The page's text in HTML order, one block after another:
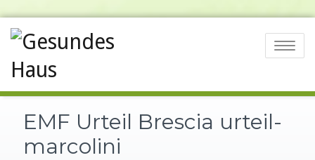
Toggle
EMF Urteil Brescia urteil-
marcolini